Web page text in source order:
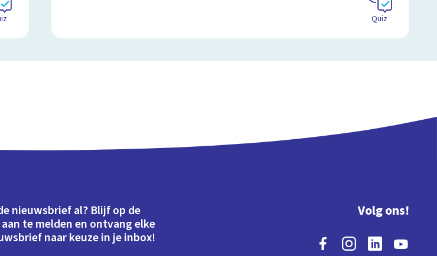
Quiz
nieuwsbrief al? Blijf op de
te melden en ontvang elke
naar keuze in je inbox!
Volg ons!